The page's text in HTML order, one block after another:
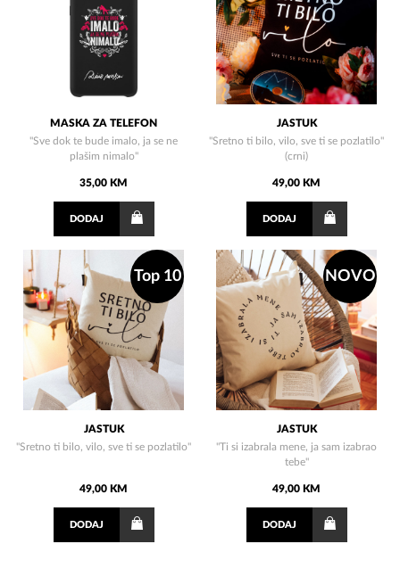
MASKA ZA TELEFON
"Sve dok te bude imalo, ja se ne
plašim nimalo"
35,00 KM
DODAJ
JASTUK
"Sretno ti bilo, vilo, sve ti se pozlatilo"
(crni)
49,00 KM
DODAJ
Top 10
JASTUK
"Sretno ti bilo, vilo, sve ti se pozlatilo"
49,00 KM
DODAJ
NOVO
JASTUK
"Ti si izabrala mene, ja sam izabrao
tebe"
49,00 KM
DODAJ